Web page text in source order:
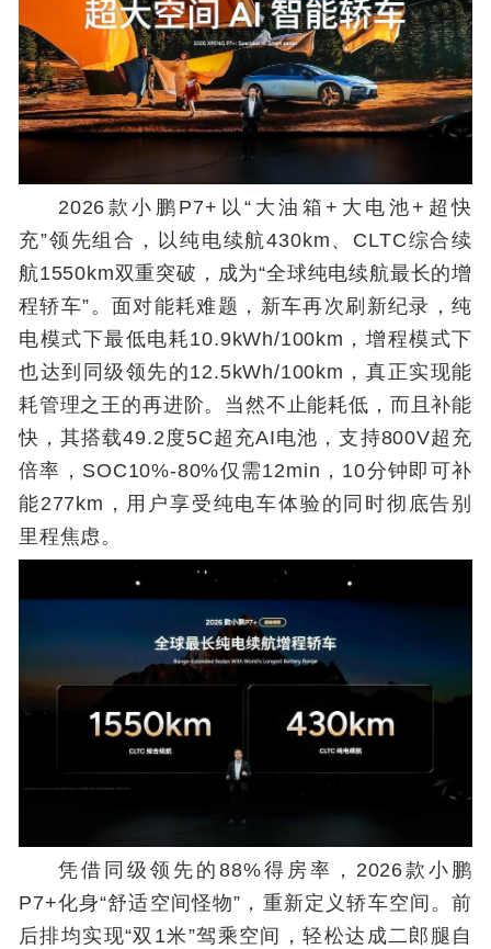
2026款小鹏P7+以“大油箱+大电池+超快
充”领先组合，以纯电续航430km、CLTC综合续
航1550km双重突破，成为“全球纯电续航最长的增
程轿车”。面对能耗难题，新车再次刷新纪录，纯
电模式下最低电耗10.9kWh/100km，增程模式下
也达到同级领先的12.5kWh/100km，真正实现能
耗管理之王的再进阶。当然不止能耗低，而且补能
快，其搭载49.2度5C超充AI电池，支持800V超充
倍率，SOC10%-80%仅需12min，10分钟即可补
能277km，用户享受纯电车体验的同时彻底告别
里程焦虑。
凭借同级领先的88%得房率，2026款小鹏
P7+化身“舒适空间怪物”，重新定义轿车空间。前
后排均实现“双1米”驾乘空间，轻松达成二郎腿自